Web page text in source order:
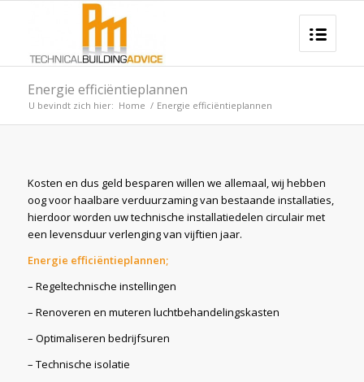
Energie efficiëntieplannen
U bevindt zich hier: Home / Energie efficiëntieplannen
Kosten en dus geld besparen willen we allemaal, wij hebben
oog voor haalbare verduurzaming van bestaande installaties,
hierdoor worden uw technische installatiedelen circulair met
een levensduur verlenging van vijftien jaar.
Energie efficiëntieplannen;
– Regeltechnische instellingen
– Renoveren en muteren luchtbehandelingskasten
– Optimaliseren bedrijfsuren
– Technische isolatie